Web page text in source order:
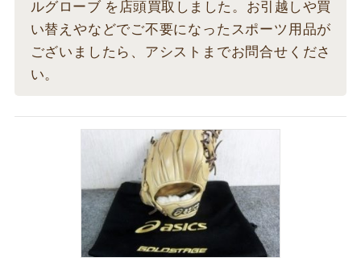
ルグローブ を店頭買取しました。お引越しや買
い替えやなどでご不要になったスポーツ用品が
ございましたら、アシストまでお問合せくださ
い。